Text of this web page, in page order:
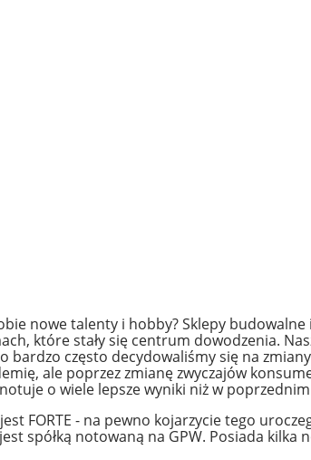
nowe talenty i hobby? Sklepy
które stały się centrum dowodzenia.
bardzo często decydowaliśmy się na
ale poprzez zmianę zwyczajów
o wiele lepsze wyniki niż w
FORTE - na pewno kojarzycie tego
spółką notowaną na GPW. Posiada kilka